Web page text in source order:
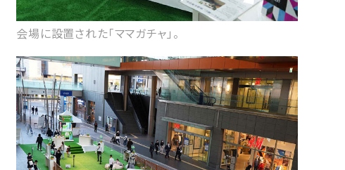
会場に設置された「ママガチャ」。